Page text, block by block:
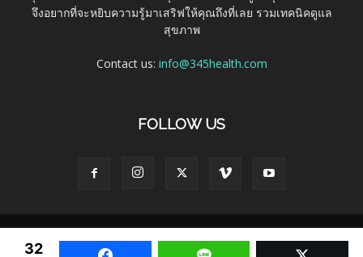
จึงอยากที่จะหยิบความรู้มาเสริฟให้คุณถึงที่เลย รวมเทคนิคดูแล
สุขภาพ
Contact us: info@345health.com
FOLLOW US
32